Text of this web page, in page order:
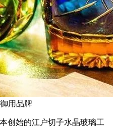
用品牌
创始的江户切子水晶玻璃工